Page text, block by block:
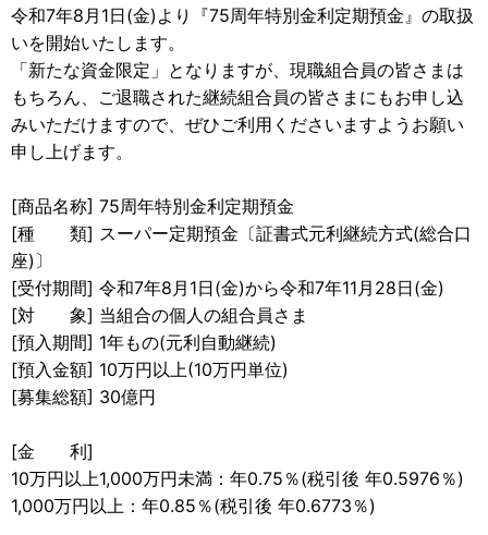
令和7年8月1日(金)より『75周年特別金利定期預金』の取扱
いを開始いたします。
「新たな資金限定」となりますが、現職組合員の皆さまは
もちろん、ご退職された継続組合員の皆さまにもお申し込
みいただけますので、ぜひご利用くださいますようお願い
申し上げます。
[商品名称] 75周年特別金利定期預金
[種 類] スーパー定期預金〔証書式元利継続方式(総合口
座)〕
[受付期間] 令和7年8月1日(金)から令和7年11月28日(金)
[対 象] 当組合の個人の組合員さま
[預入期間] 1年もの(元利自動継続)
[預入金額] 10万円以上(10万円単位)
[募集総額] 30億円
[金 利]
10万円以上1,000万円未満：年0.75％(税引後 年0.5976％)
1,000万円以上：年0.85％(税引後 年0.6773％)